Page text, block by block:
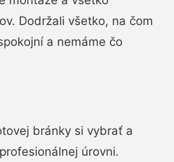
Dodržali všetko, na čom
a nemáme čo
bránky si vybrať a
úrovni.